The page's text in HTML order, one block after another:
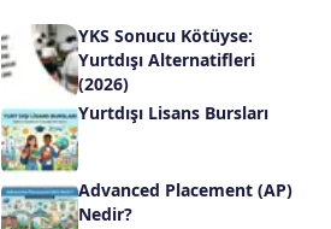
YKS Sonucu Kötüyse:
Yurtdışı Alternatifleri
(2026)
Yurtdışı Lisans Bursları
Advanced Placement (AP)
Nedir?